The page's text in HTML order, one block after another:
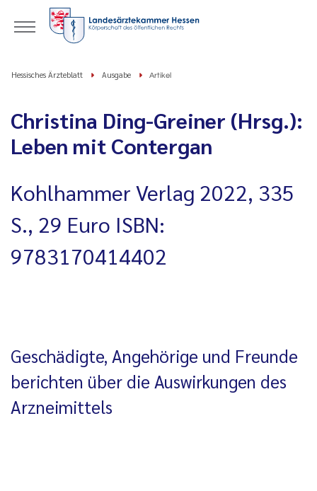
Hessisches Ärzteblatt Ausgabe Artikel
Christina Ding-Greiner (Hrsg.):
Leben mit Contergan
Kohlhammer Verlag 2022, 335
S., 29 Euro ISBN:
9783170414402
Geschädigte, Angehörige und Freunde
berichten über die Auswirkungen des
Arzneimittels